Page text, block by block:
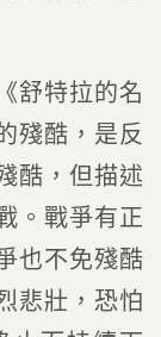
特拉的名
殘酷，是反
酷，但描述
。戰爭有正
也不免殘酷
悲壯，恐怕